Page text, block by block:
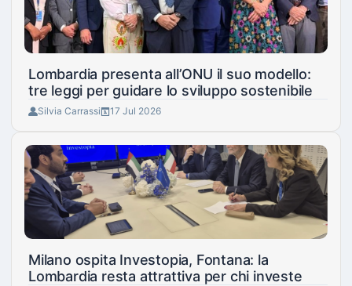
Lombardia presenta all’ONU il suo modello:
tre leggi per guidare lo sviluppo sostenibile
Silvia Carrassi 17 Jul 2026
Milano ospita Investopia, Fontana: la
Lombardia resta attrattiva per chi investe